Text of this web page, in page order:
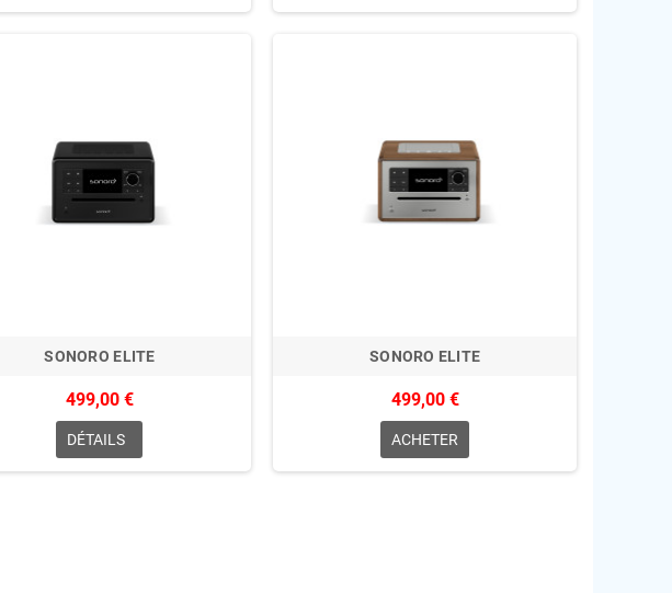
SONORO ELITE
499,00 €
DÉTAILS
SONORO ELITE
499,00 €
ACHETER